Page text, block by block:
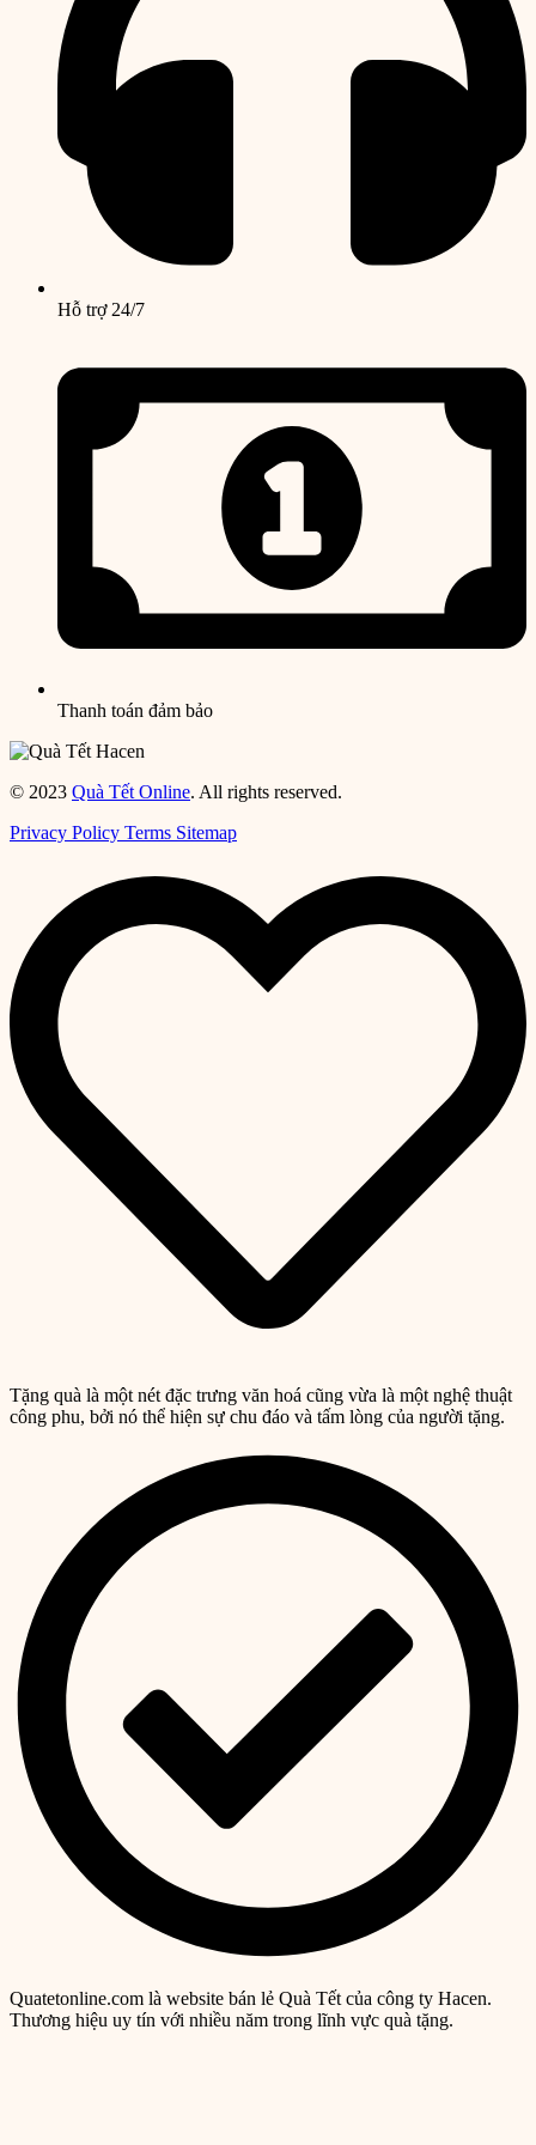
Hỗ trợ 24/7
Thanh toán đảm bảo
© 2023 Quà Tết Online. All rights reserved.
Privacy Policy Terms Sitemap
Tặng quà là một nét đặc trưng văn hoá cũng vừa là một nghệ thuật
công phu, bởi nó thể hiện sự chu đáo và tấm lòng của người tặng.
Quatetonline.com là website bán lẻ Quà Tết của công ty Hacen.
Thương hiệu uy tín với nhiều năm trong lĩnh vực quà tặng.